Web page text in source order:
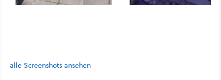
alle Screenshots ansehen